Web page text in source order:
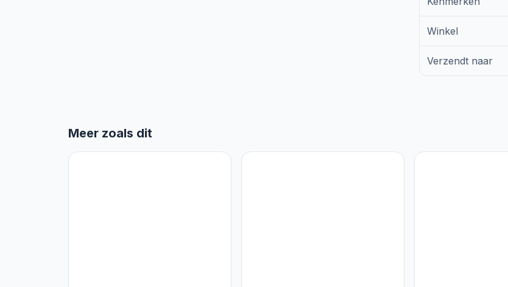
Winkel
Verzendt naar
Meer zoals dit